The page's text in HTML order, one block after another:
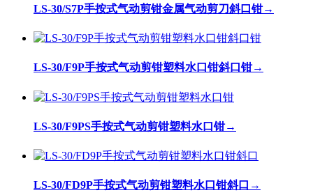
LS-30/S7P手按式气动剪钳金属气动剪刀斜口钳→
LS-30/F9P手按式气动剪钳塑料水口钳斜口钳→
LS-30/F9PS手按式气动剪钳塑料水口钳→
LS-30/FD9P手按式气动剪钳塑料水口钳斜口 →